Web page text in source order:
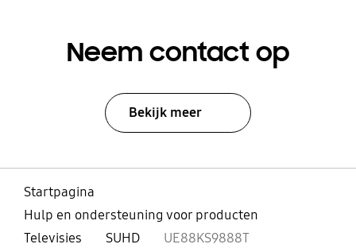
Neem contact op
Bekijk meer
Startpagina
Hulp en ondersteuning voor producten
Televisies
SUHD UE88KS9888T